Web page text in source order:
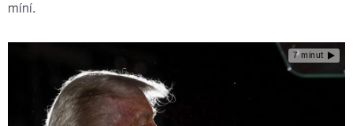
míní.
7 minut